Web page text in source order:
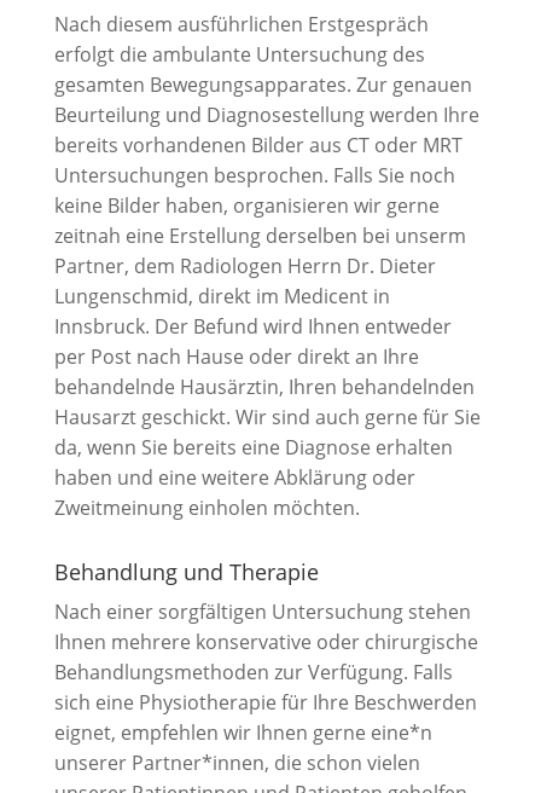
Nach diesem ausführlichen Erstgespräch
erfolgt die ambulante Untersuchung des
gesamten Bewegungsapparates. Zur genauen
Beurteilung und Diagnosestellung werden Ihre
bereits vorhandenen Bilder aus CT oder MRT
Untersuchungen besprochen. Falls Sie noch
keine Bilder haben, organisieren wir gerne
zeitnah eine Erstellung derselben bei unserm
Partner, dem Radiologen Herrn Dr. Dieter
Lungenschmid, direkt im Medicent in
Innsbruck. Der Befund wird Ihnen entweder
per Post nach Hause oder direkt an Ihre
behandelnde Hausärztin, Ihren behandelnden
Hausarzt geschickt. Wir sind auch gerne für Sie
da, wenn Sie bereits eine Diagnose erhalten
haben und eine weitere Abklärung oder
Zweitmeinung einholen möchten.
Behandlung und Therapie
Nach einer sorgfältigen Untersuchung stehen
Ihnen mehrere konservative oder chirurgische
Behandlungsmethoden zur Verfügung. Falls
sich eine Physiotherapie für Ihre Beschwerden
eignet, empfehlen wir Ihnen gerne eine*n
unserer Partner*innen, die schon vielen